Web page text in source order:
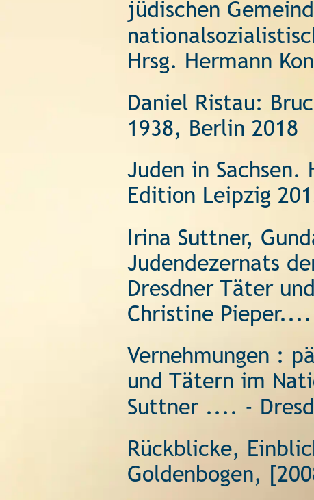
jüdischen
Hrsg. Hermann
Daniel Ristau:
1938, Berlin 2018
Juden in
Edition Leipzig
Irina Suttner,
Judendezernats
Dresdner Täter
Christine
Vernehmungen :
und Tätern im
Suttner .... -
Rückblicke,
Goldenbogen,